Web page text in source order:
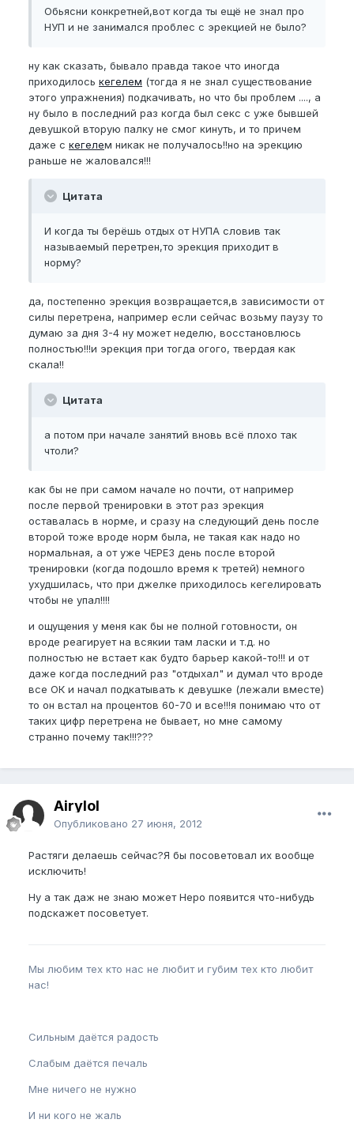
Обьясни конкретней,вот когда ты ещё не знал про
НУП и не занимался проблес с эрекцией не было?
ну как сказать, бывало правда такое что иногда
приходилось кегелем (тогда я не знал существование
этого упражнения) подкачивать, но что бы проблем ...., а
ну было в последний раз когда был секс с уже бывшей
девушкой вторую палку не смог кинуть, и то причем
даже с кегелем никак не получалось!!но на эрекцию
раньше не жаловался!!!
Цитата
И когда ты берёшь отдых от НУПА словив так
называемый перетрен,то эрекция приходит в
норму?
да, постепенно эрекция возвращается,в зависимости от
силы перетрена, например если сейчас возьму паузу то
думаю за дня 3-4 ну может неделю, восстановлюсь
полностью!!!и эрекция при тогда огого, твердая как
скала!!
Цитата
а потом при начале занятий вновь всё плохо так
чтоли?
как бы не при самом начале но почти, от например
после первой тренировки в этот раз эрекция
оставалась в норме, и сразу на следующий день после
второй тоже вроде норм была, не такая как надо но
нормальная, а от уже ЧЕРЕЗ день после второй
тренировки (когда подошло время к третей) немного
ухудшилась, что при джелке приходилось кегелировать
чтобы не упал!!!!
и ощущения у меня как бы не полной готовности, он
вроде реагирует на всякии там ласки и т.д. но
полностью не встает как будто барьер какой-то!!! и от
даже когда последний раз "отдыхал" и думал что вроде
все ОК и начал подкатывать к девушке (лежали вместе)
то он встал на процентов 60-70 и все!!!я понимаю что от
таких цифр перетрена не бывает, но мне самому
странно почему так!!!???
Airylol
Опубликовано 27 июня, 2012
Растяги делаешь сейчас?Я бы посоветовал их вообще
исключить!
Ну а так даж не знаю может Неро появится что-нибудь
подскажет посоветует.
Мы любим тех кто нас не любит и губим тех кто любит
нас!
Сильным даётся радость
Слабым даётся печаль
Мне ничего не нужно
И ни кого не жаль